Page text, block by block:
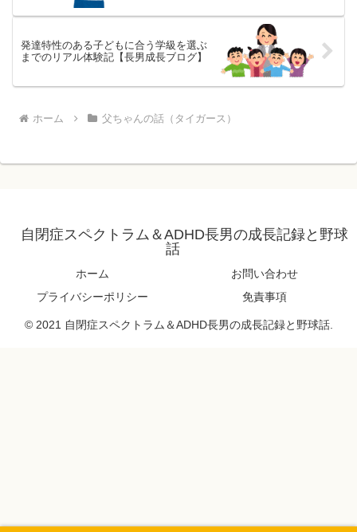
発達特性のある子どもに合う学級を選ぶ
までのリアル体験記【長男成長ブログ】
ホーム 父ちゃんの話（タイガース）
自閉症スペクトラム＆ADHD長男の成長記録と野球
話
ホーム
お問い合わせ
プライバシーポリシー
免責事項
© 2021 自閉症スペクトラム＆ADHD長男の成長記録と野球話.